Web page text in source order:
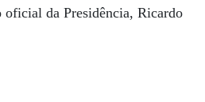
da Presidência, Ricardo